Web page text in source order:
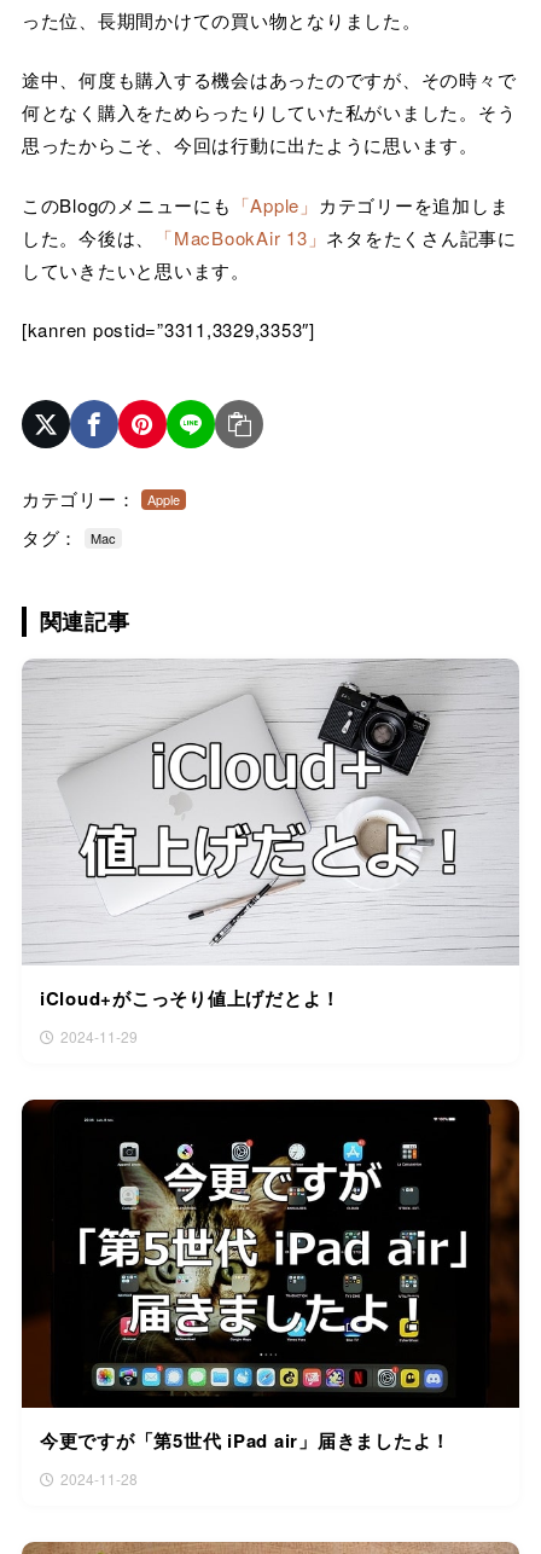
った位、長期間かけての買い物となりました。
途中、何度も購入する機会はあったのですが、その時々で
何となく購入をためらったりしていた私がいました。そう
思ったからこそ、今回は行動に出たように思います。
このBlogのメニューにも 「Apple」 カテゴリーを追加しま
した。今後は、
「MacBookAir 13」 ネタをたくさん記事に
していきたいと思います。
[kanren postid=”3311,3329,3353″]
カテゴリー： Apple
タグ： Mac
関連記事
iCloud+がこっそり値上げだとよ！
2024-11-29
今更ですが「第5世代 iPad air」届きましたよ！
2024-11-28